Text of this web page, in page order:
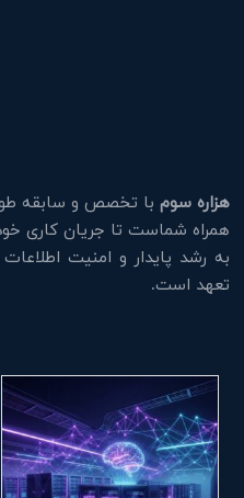
هزاره سوم با تخصص و سابقه
همراه شماست تا جریان کاری خود
به رشد پایدار و امنیت
تعهد است.